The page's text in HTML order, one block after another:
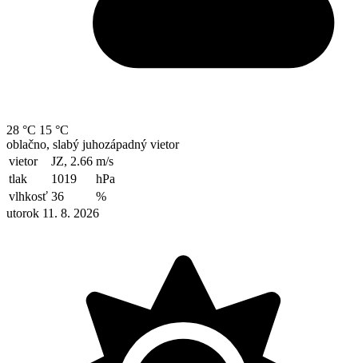
28 °C 15 °C
oblačno, slabý juhozápadný vietor
vietor
JZ, 2.66 m/s
tlak
1019
hPa
vlhkosť 36
%
utorok 11. 8. 2026